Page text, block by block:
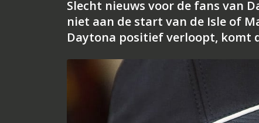
Slecht nieuws voor de fans van
niet aan de start van de Isle of
Daytona positief verloopt, komt